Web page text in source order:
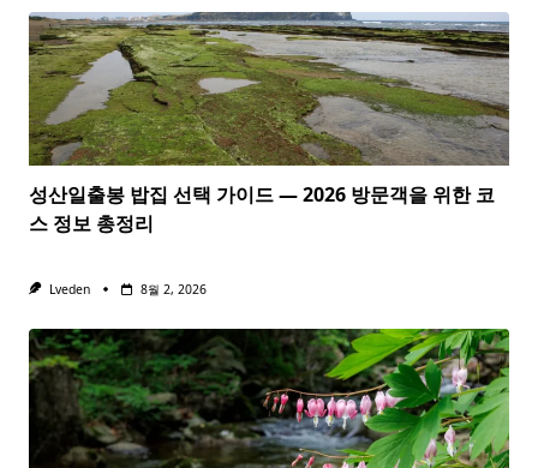
성산일출봉 밥집 선택 가이드 — 2026 방문객을 위한 코
스 정보 총정리
Lveden 8월 2, 2026